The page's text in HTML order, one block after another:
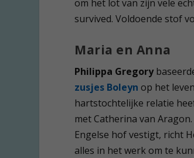
om het lot van zijn vele
survived. Voldoende stof
Maria en Anna
Philippa Gregory
zusjes Boleyn op het
hartstochtelijke relatie
met Catherina van
Engelse hof vestigt, richt
alles in het werk om te